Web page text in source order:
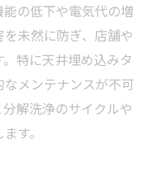
の低下や電気代の増
未然に防ぎ、店舗や
特に天井埋め込みタ
メンテナンスが不可
解洗浄のサイクルや
す。